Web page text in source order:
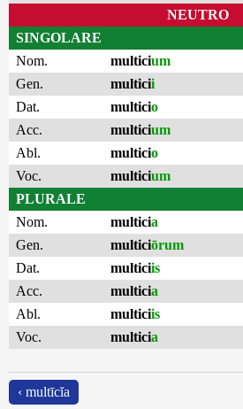
NEUTRO
SINGOLARE
Nom.
multicium
Gen.
multicii
Dat.
multicio
Acc.
multicium
Abl.
multicio
Voc.
multicium
PLURALE
Nom.
multicia
Gen.
multiciōrum
Dat.
multiciis
Acc.
multicia
Abl.
multiciis
Voc.
multicia
‹ multīcĭa